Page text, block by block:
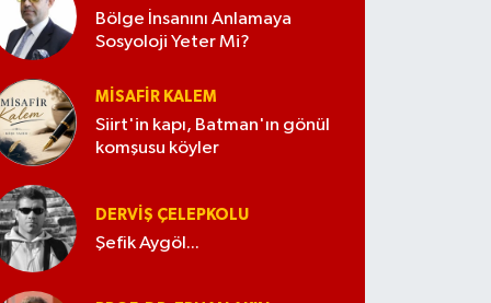
Bölge İnsanını Anlamaya
Sosyoloji Yeter Mi?
MISAFIR KALEM
Siirt'in kapı, Batman'ın gönül
komşusu köyler
DERVIŞ ÇELEPKOLU
Şefik Aygöl...